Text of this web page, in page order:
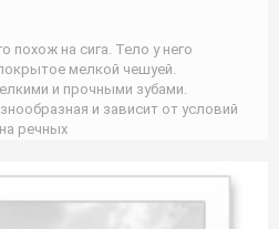
похож на сига. Тело у него
мелкой чешуей.
и прочными зубами.
и зависит от условий
речных